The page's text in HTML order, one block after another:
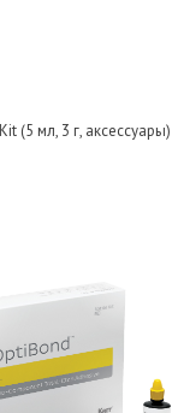
мл, 3 г, аксессуары)